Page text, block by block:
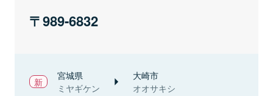
989-6832
宮城県
ミヤギケン
大崎市
オオサキシ